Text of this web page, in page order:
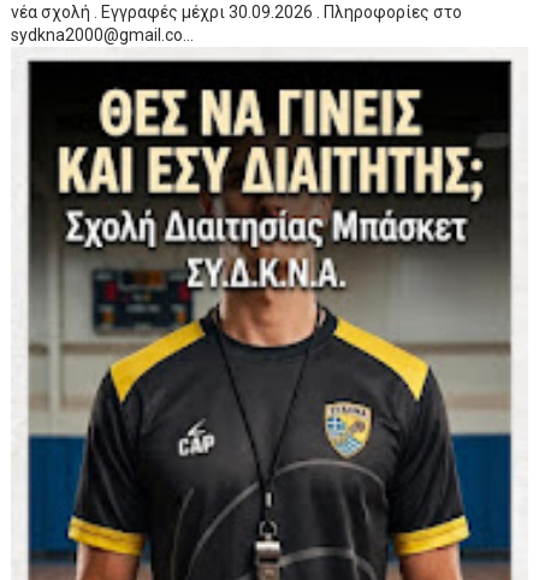
νέα σχολή . Εγγραφές μέχρι 30.09.2026 . Πληροφορίες στο
sydkna2000@gmail.co...